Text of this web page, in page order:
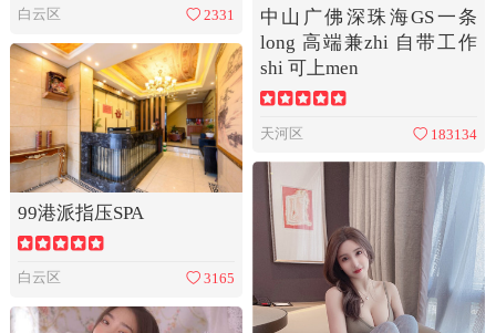
中山广佛深珠海GS一条
long 高端兼zhi 自带工作
shi 可上men
天河区 183134
白云区 2331
99港派指压SPA
白云区 3165